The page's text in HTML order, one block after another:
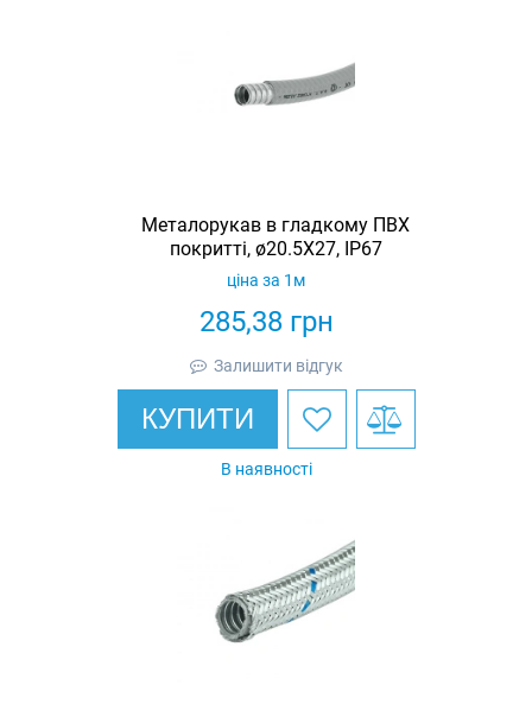
Металорукав в гладкому ПВХ
покритті, ø20.5X27, IP67
285,38грн
ціна за 1м
Залишити відгук
КУПИТИ
В наявності